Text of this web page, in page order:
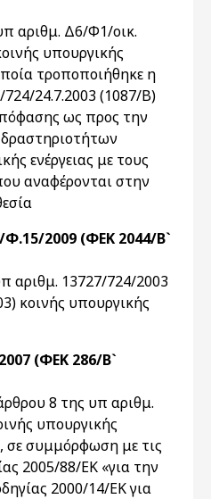
αριθμ. Δ6/Φ1/οικ.
υπουργικής
τροποποιήθηκε η
24.7.2003 (1087/Β)
ως προς την
ενέργειας με τους
αναφέρονται στην
Φ.15/2009 (ΦΕΚ 2044/Β`
αριθμ. 13727/724/2003
κοινής υπουργικής
(ΦΕΚ 286/Β`
8 της υπ αριθμ.
υπουργικής
συμμόρφωση με τις
2005/88/ΕΚ «για την
2000/14/ΕΚ για